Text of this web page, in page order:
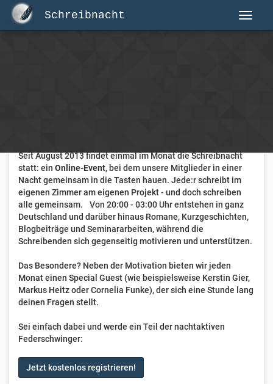
Schreibnacht
Seit August 2013 findet einmal im Monat die Schreibnacht
statt: ein Online-Event, bei dem unsere Mitglieder in einer
Nacht gemeinsam in die Tasten hauen. Jede:r schreibt im
eigenen Zimmer am eigenen Projekt - und doch schreiben
alle gemeinsam. Von 20:00 - 03:00 Uhr entstehen in ganz
Deutschland und darüber hinaus Romane, Kurzgeschichten,
Blogbeiträge und Seminararbeiten, während die
Schreibenden sich gegenseitig motivieren und unterstützen.
Das Besondere? Neben der Motivation bieten wir jeden
Monat einen Special Guest (wie beispielsweise Kerstin Gier,
Markus Heitz oder Cornelia Funke), der sich eine Stunde lang
deinen Fragen stellt.
Sei einfach dabei und werde ein Teil der nachtaktiven
Federschwinger:
Jetzt kostenlos registrieren!